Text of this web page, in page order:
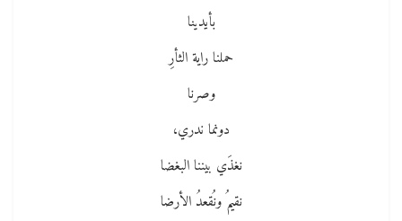
بأيدينا
حملنا راية الثأرِ
وصرنا
دونما ندري،
نغذَي بيننا البغضا
نقيمُ ونُقعدُ الأرضا